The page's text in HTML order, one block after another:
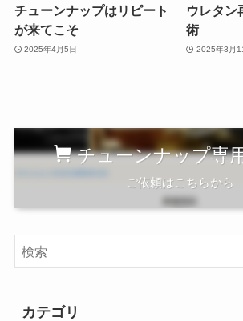
チューンナップはリピート
が来てこそ
2025年4月5日
ウレタン
術
2025年3月
チューンナップ専
ご依頼はこちらから
カテゴリ